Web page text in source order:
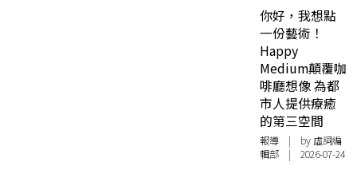
你好，我想點
一份藝術！
Happy
Medium顛覆咖
啡廳想像 為都
市人提供療癒
的第三空間
報導 | by 虛詞編
輯部 | 2026-07-24